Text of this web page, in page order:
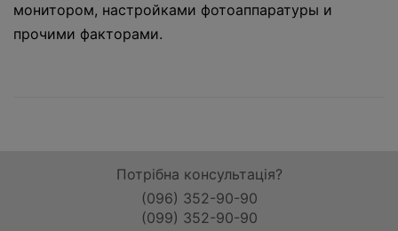
монитором, настройками фотоаппаратуры и
прочими факторами.
Потрібна консультація?
(096) 352-90-90
(099) 352-90-90